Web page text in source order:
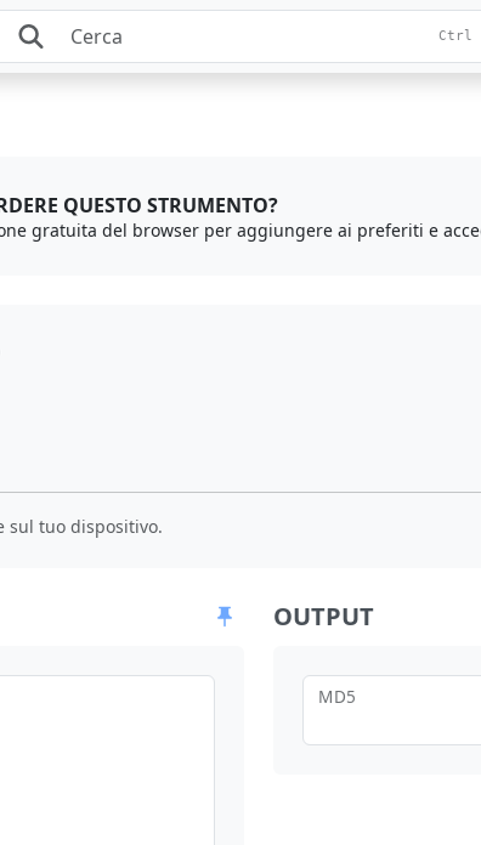
Ctrl
QUESTO STRUMENTO?
sul tuo dispositivo.
OUTPUT
MD5